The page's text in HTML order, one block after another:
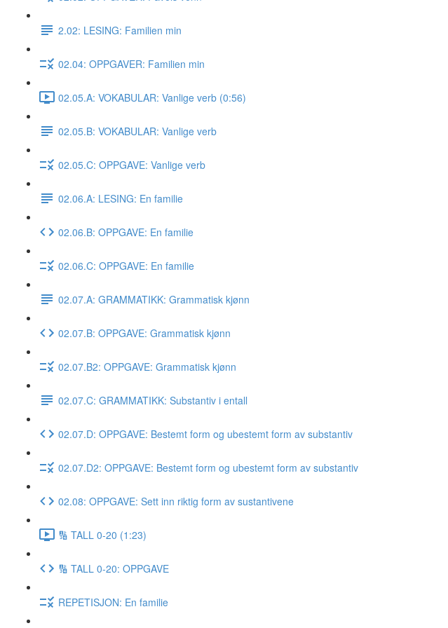
2.02: LESING: Familien min
02.04: OPPGAVER: Familien min
02.05.A: VOKABULAR: Vanlige verb (0:56)
02.05.B: VOKABULAR: Vanlige verb
02.05.C: OPPGAVE: Vanlige verb
02.06.A: LESING: En familie
02.06.B: OPPGAVE: En familie
02.06.C: OPPGAVE: En familie
02.07.A: GRAMMATIKK: Grammatisk kjønn
02.07.B: OPPGAVE: Grammatisk kjønn
02.07.B2: OPPGAVE: Grammatisk kjønn
02.07.C: GRAMMATIKK: Substantiv i entall
02.07.D: OPPGAVE: Bestemt form og ubestemt form av substantiv
02.07.D2: OPPGAVE: Bestemt form og ubestemt form av substantiv
02.08: OPPGAVE: Sett inn riktig form av sustantivene
🔢 TALL 0-20 (1:23)
🔢 TALL 0-20: OPPGAVE
REPETISJON: En familie